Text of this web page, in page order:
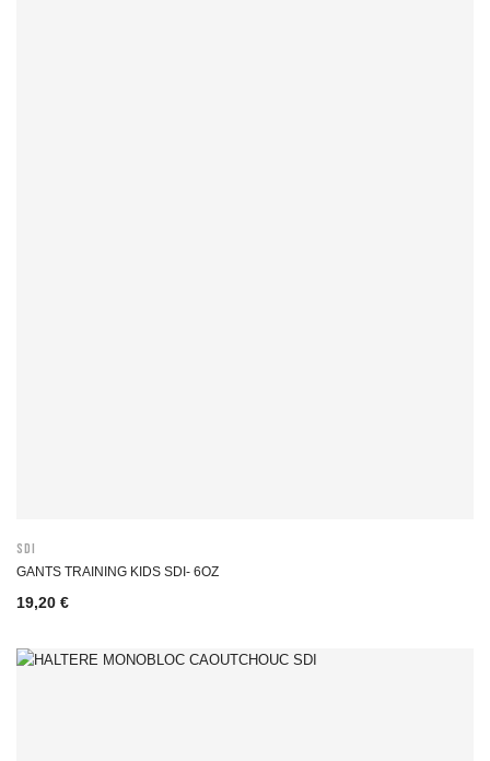
SDI
GANTS TRAINING KIDS SDI- 6OZ
19,20 €